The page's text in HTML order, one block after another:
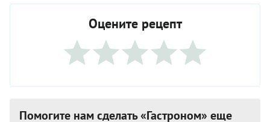
Оцените рецепт
Помогите нам сделать «Гастроном» еще